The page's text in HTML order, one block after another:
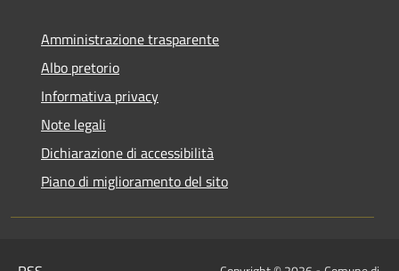
Amministrazione trasparente
Albo pretorio
Informativa privacy
Note legali
Dichiarazione di accessibilità
Piano di miglioramento del sito